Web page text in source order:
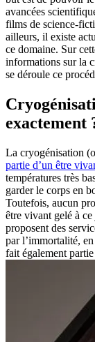
avancées
films de science-
ailleurs, il existe
ce domaine. Sur
informations sur la
se déroule ce
exactement
La cryogénisation
partie d’un être
températures très
garder le corps en
Toutefois, aucun
être vivant gelé à
proposent des
par l’immortalité,
fait également